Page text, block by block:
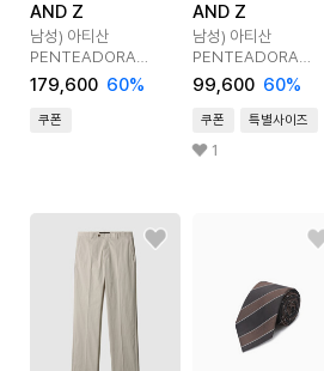
AND Z
남성) 아티산
PENTEADORA
정장상의
179,600 60%
쿠폰
AND Z
남성) 아티산
PENTEADORA
정장하의
99,600 60%
쿠폰 특별사이즈
1